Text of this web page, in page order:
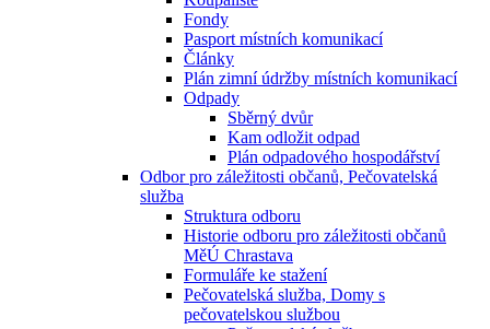
Fondy
Pasport místních komunikací
Články
Plán zimní údržby místních komunikací
Odpady
Sběrný dvůr
Kam odložit odpad
Plán odpadového hospodářství
Odbor pro záležitosti občanů, Pečovatelská
služba
Struktura odboru
Historie odboru pro záležitosti občanů
MěÚ Chrastava
Formuláře ke stažení
Pečovatelská služba, Domy s
pečovatelskou službou